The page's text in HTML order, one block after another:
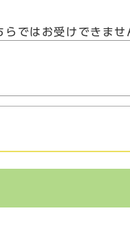
ではお受けできませ